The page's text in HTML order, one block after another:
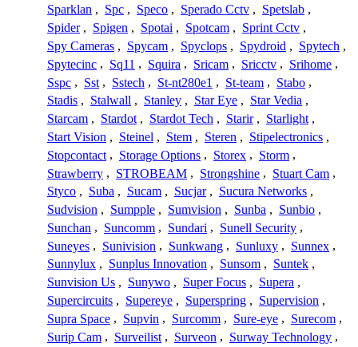
Sparklan , Spc , Speco , Sperado Cctv , Spetslab ,
Spider , Spigen , Spotai , Spotcam , Sprint Cctv ,
Spy Cameras , Spycam , Spyclops , Spydroid , Spytech ,
Spytecinc , Sq11 , Squira , Sricam , Sricctv , Srihome ,
Sspc , Sst , Sstech , St-nt280e1 , St-team , Stabo ,
Stadis , Stalwall , Stanley , Star Eye , Star Vedia ,
Starcam , Stardot , Stardot Tech , Starir , Starlight ,
Start Vision , Steinel , Stem , Steren , Stipelectronics ,
Stopcontact , Storage Options , Storex , Storm ,
Strawberry , STROBEAM , Strongshine , Stuart Cam ,
Styco , Suba , Sucam , Sucjar , Sucura Networks ,
Sudvision , Sumpple , Sumvision , Sunba , Sunbio ,
Sunchan , Suncomm , Sundari , Sunell Security ,
Suneyes , Sunivision , Sunkwang , Sunluxy , Sunnex ,
Sunnylux , Sunplus Innovation , Sunsom , Suntek ,
Sunvision Us , Sunywo , Super Focus , Supera ,
Supercircuits , Supereye , Superspring , Supervision ,
Supra Space , Supvin , Surcomm , Sure-eye , Surecom ,
Surip Cam , Surveilist , Surveon , Surway Technology ,